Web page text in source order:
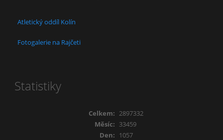
Atletický oddíl Kolín
Fotogalerie na Rajčeti
Statistiky
Celkem: 2897332
Měsíc: 33459
Den: 1057